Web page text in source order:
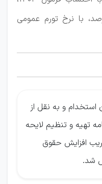
افزایشی بین ۲۰ تا ۴۵ درصد، با نرخ تورم عمومی
استخدام و به نقل از
تهیه و تنظیم لایحه
ضریب افزایش حقوق